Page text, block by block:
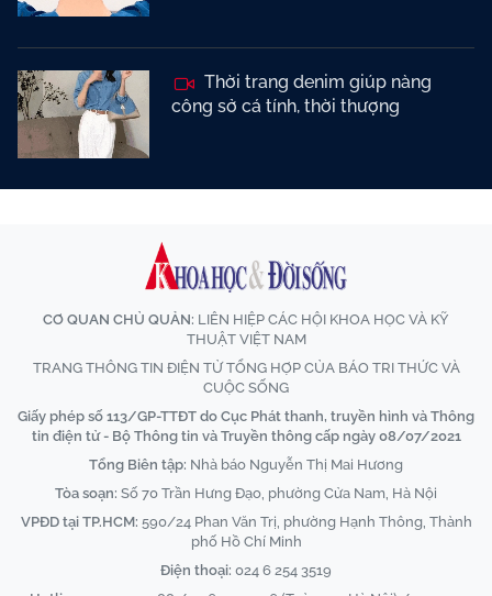
Thời trang denim giúp nàng
công sở cá tính, thời thượng
CƠ QUAN CHỦ QUẢN: LIÊN HIỆP CÁC HỘI KHOA HỌC VÀ KỸ
THUẬT VIỆT NAM
TRANG THÔNG TIN ĐIỆN TỬ TỔNG HỢP CỦA BÁO TRI THỨC VÀ
CUỘC SỐNG
Giấy phép số 113/GP-TTĐT do Cục Phát thanh, truyền hình và Thông
tin điện tử - Bộ Thông tin và Truyền thông cấp ngày 08/07/2021
Tổng Biên tập: Nhà báo Nguyễn Thị Mai Hương
Tòa soạn: Số 70 Trần Hưng Đạo, phường Cửa Nam, Hà Nội
VPĐD tại TP.HCM: 590/24 Phan Văn Trị, phường Hạnh Thông, Thành
phố Hồ Chí Minh
Điện thoại: 024 6 254 3519